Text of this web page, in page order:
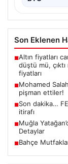
Son Eklenen
■Altın fiyatları
düştü mü, çıktı
fiyatları
■Mohamed
pişman ettiler!
■Son dakika…
itirafı
■Muğla
Detaylar
■Bahçe